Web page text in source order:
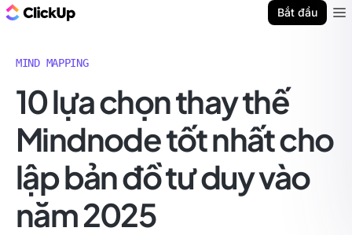
Bắt đầu
MIND MAPPING
10 lựa chọn thay thế
Mindnode tốt nhất cho
lập bản đồ tư duy vào
năm 2025